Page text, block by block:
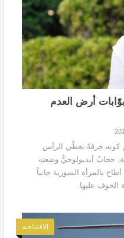
أرض العدم
كونه خرقةً تغطّي الرأس
حجابٌ أيديولوجيٌّ وضعته
بالمرأة السورية جانباً
عليها.
الافتتاحية